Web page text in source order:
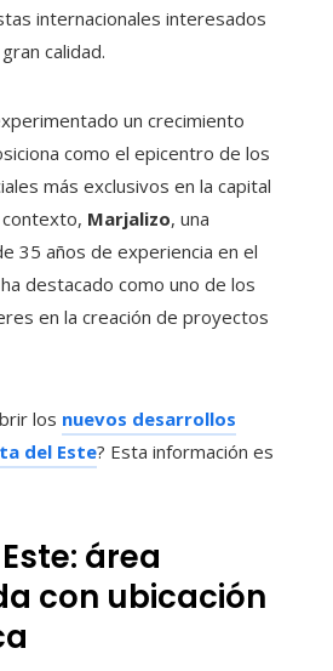
internacionales interesados
calidad.
un crecimiento
como el epicentro de los
más exclusivos en la capital
contexto, Marjalizo, una
35 años de experiencia en el
destacado como uno de los
en la creación de proyectos
los nuevos desarrollos
del Este? Esta información es
área
con ubicación